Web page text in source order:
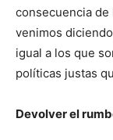
consecuencia
venimos
igual a los que
políticas justas
Devolver el